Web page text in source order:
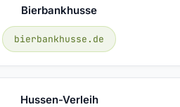
Bierbankhusse
bierbankhusse.de
Hussen-Verleih